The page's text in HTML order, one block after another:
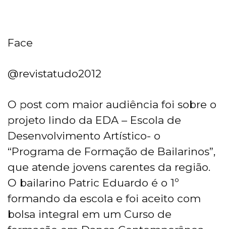
Face
@revistatudo2012
O post com maior audiência foi sobre o
projeto lindo da EDA – Escola de
Desenvolvimento Artístico- o
“Programa de Formação de Bailarinos”,
que atende jovens carentes da região.
O bailarino Patric Eduardo é o 1º
formando da escola e foi aceito com
bolsa integral em um Curso de